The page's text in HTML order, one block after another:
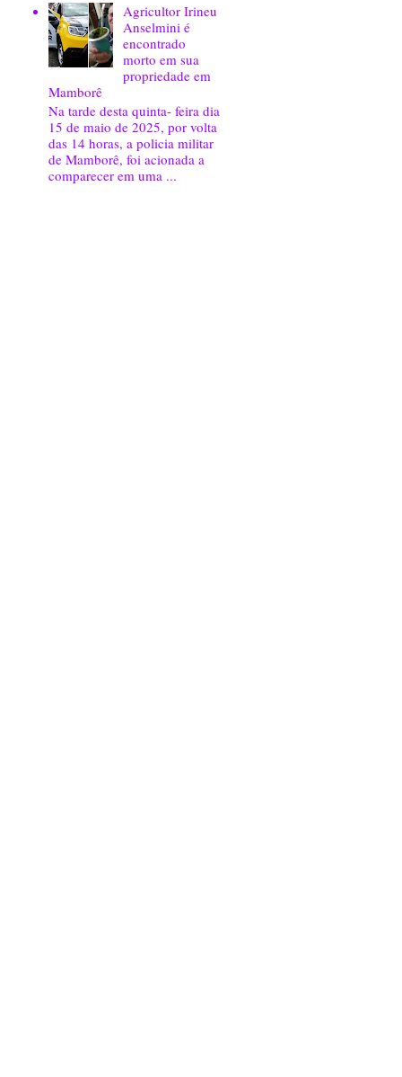
Agricultor Irineu
Anselmini é
encontrado
morto em sua
propriedade em
Mamborê
Na tarde desta quinta- feira dia
15 de maio de 2025, por volta
das 14 horas, a policia militar
de Mamborê, foi acionada a
comparecer em uma ...